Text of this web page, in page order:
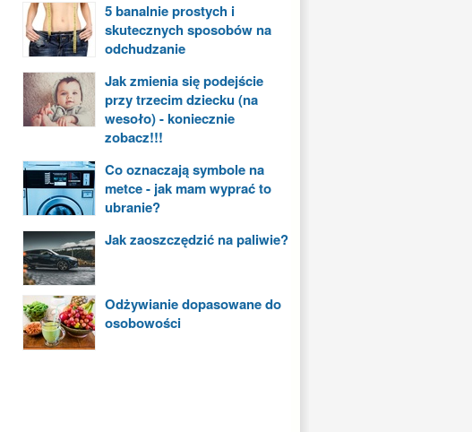
5 banalnie prostych i
skutecznych sposobów na
odchudzanie
Jak zmienia się podejście
przy trzecim dziecku (na
wesoło) - koniecznie
zobacz!!!
Co oznaczają symbole na
metce - jak mam wyprać to
ubranie?
Jak zaoszczędzić na paliwie?
Odżywianie dopasowane do
osobowości